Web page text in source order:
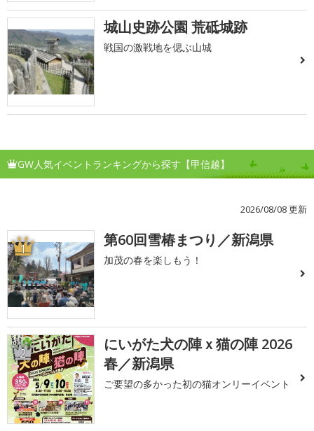
城山史跡公園 荒砥城跡
戦国の激戦地を偲ぶ山城
GW人気イベントランキングから探す【甲信越】
2026/08/08 更新
1 第60回雪椿まつり／新潟県
加茂の春を楽しもう！
2
にいがた犬の陣ｘ猫の陣 2026
春／新潟県
ご要望の多かった初の猫オンリーイベント